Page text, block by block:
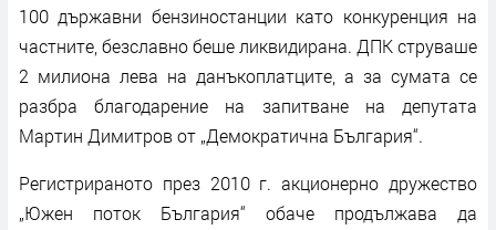
100 държавни бензиностанции като конкуренция на
частните, безславно беше ликвидирана. ДПК струваше
2 милиона лева на данъкоплатците, а за сумата се
разбра благодарение на запитване на депутата
Мартин Димитров от „Демократична България“.
Регистрираното през 2010 г. акционерно дружество
„Южен поток България“ обаче продължава да